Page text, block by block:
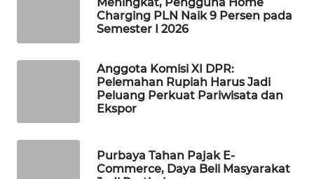
Charging PLN Naik 9 Persen pada
Semester I 2026
Anggota Komisi XI DPR:
Pelemahan Rupiah Harus Jadi
Peluang Perkuat Pariwisata dan
Ekspor
Purbaya Tahan Pajak E-
Commerce, Daya Beli Masyarakat
WAHANA